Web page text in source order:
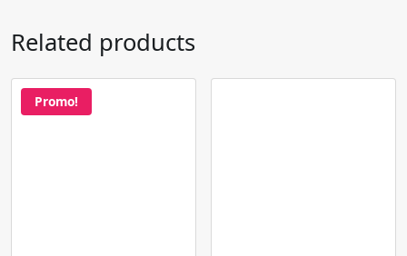
Related products
Promo!